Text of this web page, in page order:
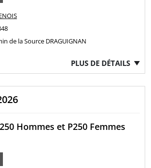
de la Source DRAGUIGNAN
PLUS DE DÉTAILS
Hommes et P250 Femmes